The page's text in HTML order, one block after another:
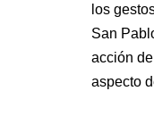
los
San
acción
aspecto